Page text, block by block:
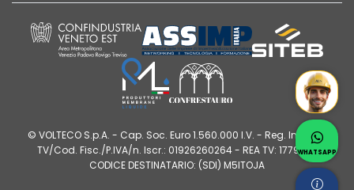
© VOLTECO S.p.A. - Cap. Soc. Euro 1.560.000 I.V. - Reg. Imprese
TV/Cod. Fisc./P.IVA/n. Iscr.: 01926260264 - REA TV: 177980 |
CODICE DESTINATARIO: (SDI) M5ITOJA
Mr
WHATSAPP